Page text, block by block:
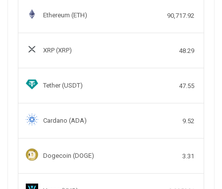
Ethereum (ETH) 90,717.92
XRP (XRP) 48.29
Tether (USDT) 47.55
Cardano (ADA) 9.52
Dogecoin (DOGE) 3.31